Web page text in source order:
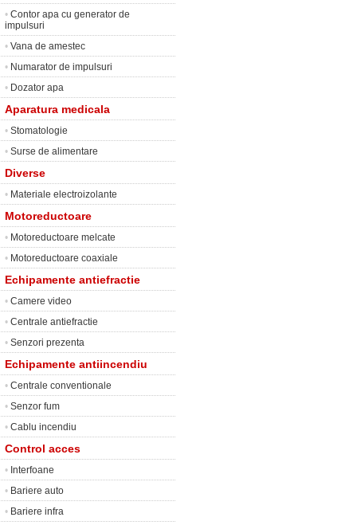
• Contor apa cu generator de
impulsuri
• Vana de amestec
• Numarator de impulsuri
• Dozator apa
Aparatura medicala
• Stomatologie
• Surse de alimentare
Diverse
• Materiale electroizolante
Motoreductoare
• Motoreductoare melcate
• Motoreductoare coaxiale
Echipamente antiefractie
• Camere video
• Centrale antiefractie
• Senzori prezenta
Echipamente antiincendiu
• Centrale conventionale
• Senzor fum
• Cablu incendiu
Control acces
• Interfoane
• Bariere auto
• Bariere infra